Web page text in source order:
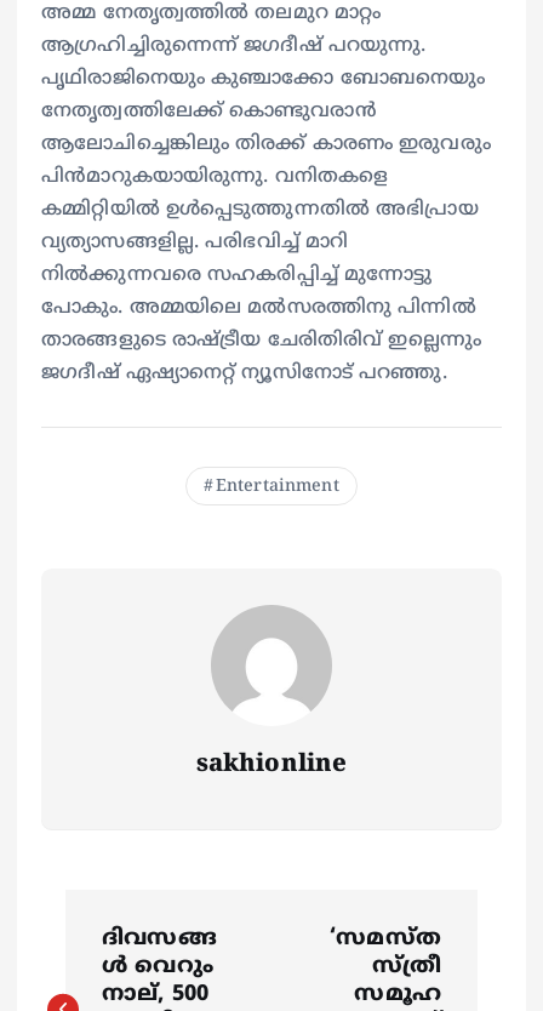
അമ്മ നേതൃത്വത്തിൽ തലമുറ മാറ്റം
ആഗ്രഹിച്ചിരുന്നെന്ന് ജഗദീഷ് പറയുന്നു.
പൃഥിരാജിനെയും കുഞ്ചാക്കോ ബോബനെയും
നേതൃത്വത്തിലേക്ക് കൊണ്ടുവരാൻ
ആലോചിച്ചെങ്കിലും തിരക്ക് കാരണം ഇരുവരും
പിൻമാറുകയായിരുന്നു. വനിതകളെ
കമ്മിറ്റിയിൽ ഉൾപ്പെടുത്തുന്നതിൽ അഭിപ്രായ
വ്യത്യാസങ്ങളില്ല. പരിഭവിച്ച് മാറി
നിൽക്കുന്നവരെ സഹകരിപ്പിച്ച് മുന്നോട്ടു
പോകും. അമ്മയിലെ മൽസരത്തിനു പിന്നിൽ
താരങ്ങളുടെ രാഷ്ട്രീയ ചേരിതിരിവ് ഇല്ലെന്നും
ജഗദീഷ് ഏഷ്യാനെറ്റ് ന്യൂസിനോട് പറഞ്ഞു.
Entertainment
sakhionline
o
ദിവസങ്ങ
ള്‍ വെറും
നാല്, 500
‘സമസ്ത
സ്ത്രീ
സമൂഹ